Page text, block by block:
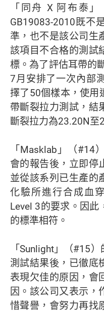
「同舟 X 阿布泰
GB19083-2010既不
準，也不是該公司生
該項目不合格的測試
標。為了評估耳帶的
7月安排了一次內部
擇了50個樣本，使用
帶斷裂拉力測試，結
斷裂拉力為23.20N至
「Masklab」（#14
會的報告後，立即停
並從該系列已生產的
化驗所進行合成血
Level 3的要求。因
的標準相符。
「Sunlight」（#15
測試結果後，已徹底
表現欠佳的原因，會
因。該公司又表示，
惜聲譽，會努力再找